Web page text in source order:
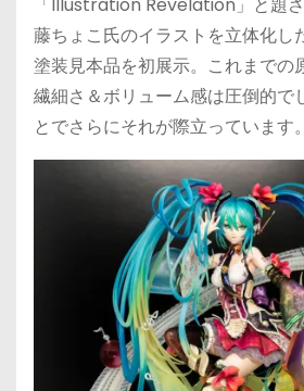
「Illustration Revelation」と題さ
藤ちょこ氏のイラストを立体化し
塗装見本品を初展示。これまでの
繊細さ＆ボリューム感は圧倒的で
とでさらにそれが際立っています。